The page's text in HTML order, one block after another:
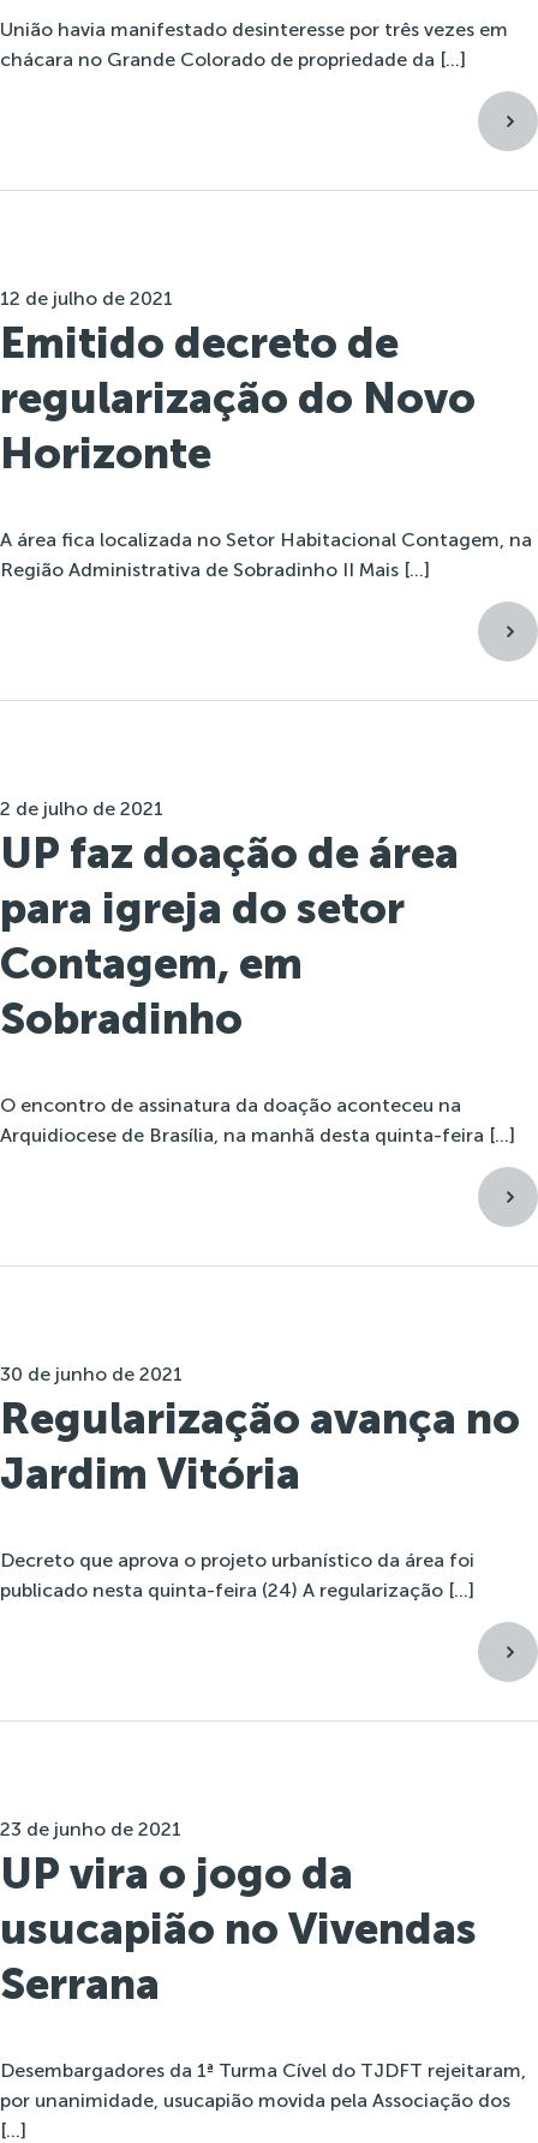
União havia manifestado desinteresse por três vezes em
chácara no Grande Colorado de propriedade da […]
12 de julho de 2021
Emitido decreto de
regularização do Novo
Horizonte
A área fica localizada no Setor Habitacional Contagem, na
Região Administrativa de Sobradinho II Mais […]
2 de julho de 2021
UP faz doação de área
para igreja do setor
Contagem, em
Sobradinho
O encontro de assinatura da doação aconteceu na
Arquidiocese de Brasília, na manhã desta quinta-feira […]
30 de junho de 2021
Regularização avança no
Jardim Vitória
Decreto que aprova o projeto urbanístico da área foi
publicado nesta quinta-feira (24) A regularização […]
23 de junho de 2021
UP vira o jogo da
usucapião no Vivendas
Serrana
Desembargadores da 1ª Turma Cível do TJDFT rejeitaram,
por unanimidade, usucapião movida pela Associação dos
[…]